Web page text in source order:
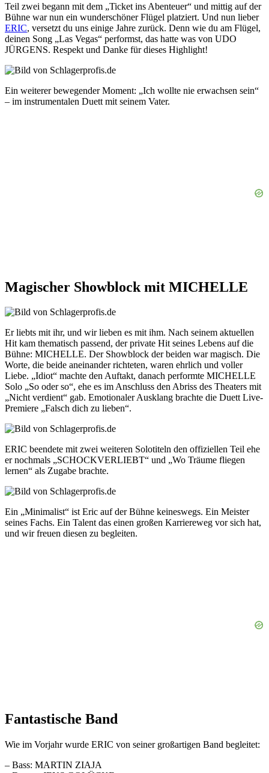
Teil zwei begann mit dem „Ticket ins Abenteuer“ und mittig auf der
Bühne war nun ein wunderschöner Flügel platziert. Und nun lieber
ERIC, versetzt du uns einige Jahre zurück. Denn wie du am Flügel,
deinen Song „Las Vegas“ performst, das hatte was von UDO
JÜRGENS. Respekt und Danke für dieses Highlight!
Ein weiterer bewegender Moment: „Ich wollte nie erwachsen sein“
– im instrumentalen Duett mit seinem Vater.
Magischer Showblock mit MICHELLE
Er liebts mit ihr, und wir lieben es mit ihm. Nach seinem aktuellen
Hit kam thematisch passend, der private Hit seines Lebens auf die
Bühne: MICHELLE. Der Showblock der beiden war magisch. Die
Worte, die beide aneinander richteten, waren ehrlich und voller
Liebe. „Idiot“ machte den Auftakt, danach performte MICHELLE
Solo „So oder so“, ehe es im Anschluss den Abriss des Theaters mit
„Nicht verdient“ gab. Emotionaler Ausklang brachte die Duett Live-
Premiere „Falsch dich zu lieben“.
ERIC beendete mit zwei weiteren Solotiteln den offiziellen Teil ehe
er nochmals „SCHOCKVERLIEBT“ und „Wo Träume fliegen
lernen“ als Zugabe brachte.
Ein „Minimalist“ ist Eric auf der Bühne keineswegs. Ein Meister
seines Fachs. Ein Talent das einen großen Karriereweg vor sich hat,
und wir freuen diesen zu begleiten.
Fantastische Band
Wie im Vorjahr wurde ERIC von seiner großartigen Band begleitet:
– Bass: MARTIN ZIAJA